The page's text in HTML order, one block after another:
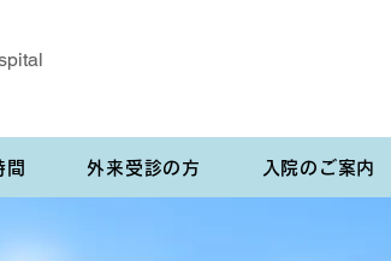
間 外来受診の方 入院のご案内